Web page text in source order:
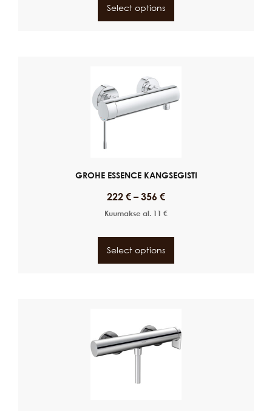
Select options
GROHE ESSENCE KANGSEGISTI
222 € – 356 €
Kuumakse al. 11 €
Select options